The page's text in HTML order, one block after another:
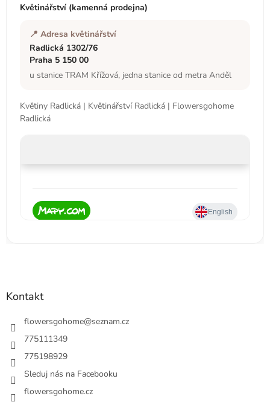
Květinářství (kamenná prodejna)
📍 Adresa květinářství
Radlická 1302/76
Praha 5 150 00
u stanice TRAM Křížová, jedna stanice od metra Anděl
Květiny Radlická | Květinářství Radlická | Flowersgohome
Radlická
Kontakt
flowersgohome@seznam.cz
775111349
775198929
Sleduj nás na Facebooku
flowersgohome.cz